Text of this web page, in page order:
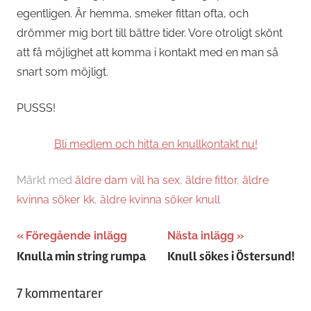
egentligen. Är hemma, smeker fittan ofta, och
drömmer mig bort till bättre tider. Vore otroligt skönt
att få möjlighet att komma i kontakt med en man så
snart som möjligt.
PUSSS!
Bli medlem och hitta en knullkontakt nu!
Märkt med äldre dam vill ha sex, äldre fittor, äldre
kvinna söker kk, äldre kvinna söker knull
Inläggsnavigering
Föregående inlägg
Knulla min string rumpa
Nästa inlägg
Knull sökes i Östersund!
7 kommentarer